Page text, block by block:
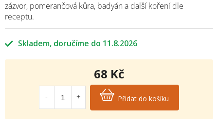
Skladem 11.8.2026
zázvor, pomerančová kůra, badyán a další koření dle
receptu.
68 Kč
Měrná
cena:
Přidat do košíku